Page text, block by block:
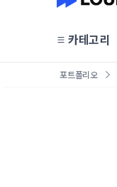
카테고리
포트폴리오